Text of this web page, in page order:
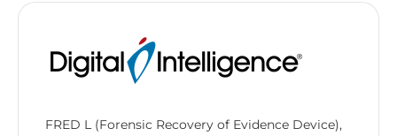
FRED L (Forensic Recovery of Evidence Device),